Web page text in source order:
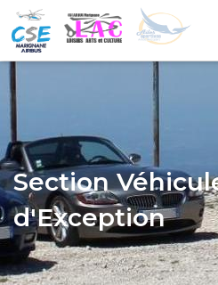
Section
d'Exception